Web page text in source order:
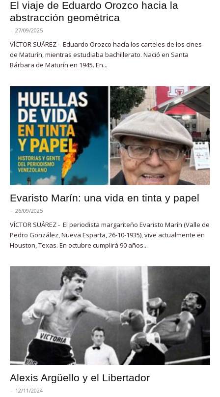
El viaje de Eduardo Orozco hacia la
abstracción geométrica
- 27/09/2025
VÍCTOR SUÁREZ - Eduardo Orozco hacía los carteles de los cines
de Maturín, mientras estudiaba bachillerato. Nació en Santa
Bárbara de Maturín en 1945. En...
Evaristo Marín: una vida en tinta y papel
- 26/09/2025
VÍCTOR SUÁREZ - El periodista margariteño Evaristo Marín (Valle de
Pedro González, Nueva Esparta, 26-10-1935), vive actualmente en
Houston, Texas. En octubre cumplirá 90 años...
Alexis Argüello y el Libertador
- 12/11/2024